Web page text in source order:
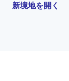
新境地を開く